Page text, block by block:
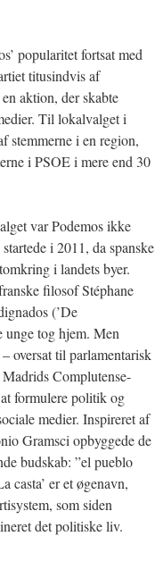
popularitet fortsat med
titusindvis af
aktion, der skabte
Til lokalvalget i
stemmerne i en region,
i PSOE i mere end 30
var Podemos ikke
i 2011, da spanske
i landets byer.
filosof Stéphane
(’De
unge tog hjem. Men
oversat til parlamentarisk
Complutense-
formulere politik og
medier. Inspireret af
Gramsci opbyggede de
budskab: ”el pueblo
casta’ er et øgenavn,
som siden
det politiske liv.